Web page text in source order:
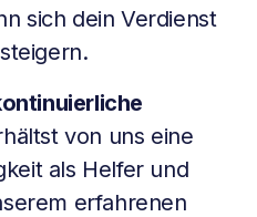
sich dein Verdienst
von uns eine
als Helfer und
erfahrenen